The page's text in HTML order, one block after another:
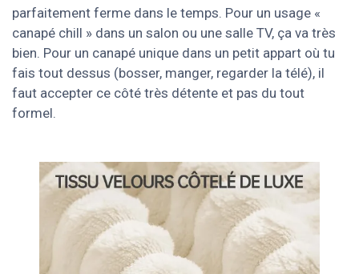
parfaitement ferme dans le temps. Pour un usage «
canapé chill » dans un salon ou une salle TV, ça va très
bien. Pour un canapé unique dans un petit appart où tu
fais tout dessus (bosser, manger, regarder la télé), il
faut accepter ce côté très détente et pas du tout
formel.